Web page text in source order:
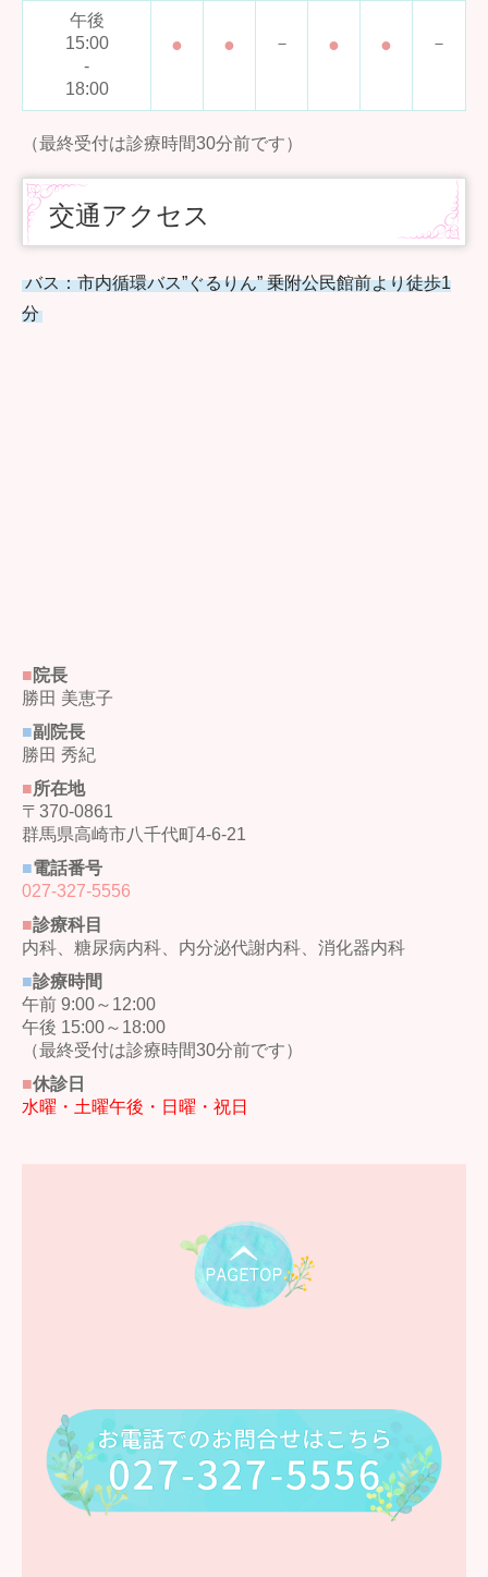
午後
15:00
-
18:00
● ● － ● ● －
（最終受付は診療時間30分前です）
交通アクセス
バス：市内循環バス”ぐるりん” 乗附公民館前より徒歩1
分
■院長
勝田 美恵子
■副院長
勝田 秀紀
■所在地
〒370-0861
群馬県高崎市八千代町4-6-21
■電話番号
027-327-5556
■診療科目
内科、糖尿病内科、 内分泌代謝内科、消化器内科
■診療時間
午前 9:00～12:00
午後 15:00～18:00
（最終受付は診療時間30分前です）
■休診日
水曜・土曜午後・日曜・祝日